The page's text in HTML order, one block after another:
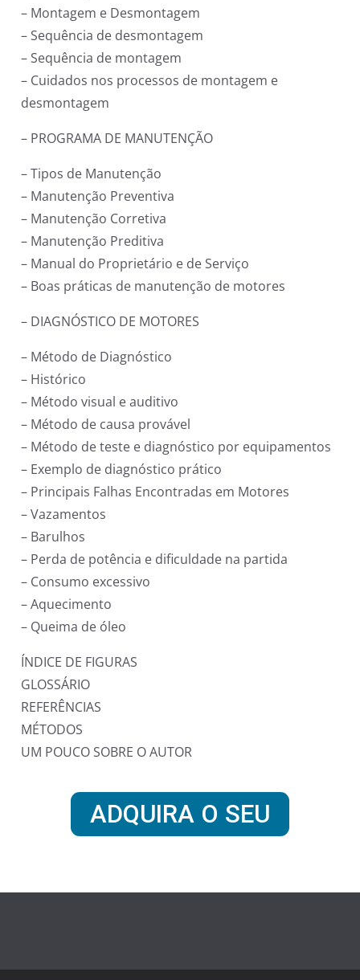
– Montagem e Desmontagem
– Sequência de desmontagem
– Sequência de montagem
– Cuidados nos processos de montagem e
desmontagem
– PROGRAMA DE MANUTENÇÃO
– Tipos de Manutenção
– Manutenção Preventiva
– Manutenção Corretiva
– Manutenção Preditiva
– Manual do Proprietário e de Serviço
– Boas práticas de manutenção de motores
– DIAGNÓSTICO DE MOTORES
– Método de Diagnóstico
– Histórico
– Método visual e auditivo
– Método de causa provável
– Método de teste e diagnóstico por equipamentos
– Exemplo de diagnóstico prático
– Principais Falhas Encontradas em Motores
– Vazamentos
– Barulhos
– Perda de potência e dificuldade na partida
– Consumo excessivo
– Aquecimento
– Queima de óleo
ÍNDICE DE FIGURAS
GLOSSÁRIO
REFERÊNCIAS
MÉTODOS
UM POUCO SOBRE O AUTOR
ADQUIRA O SEU